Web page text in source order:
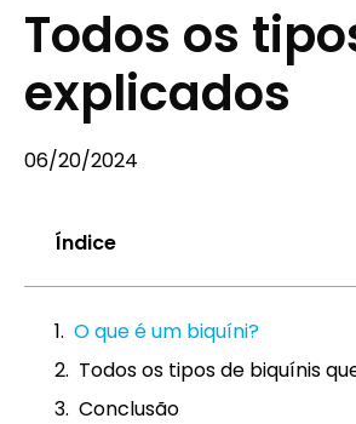
Todos os
explicados
06/20/2024
Índice
O que é um biquíni?
Todos os tipos de biquínis
Conclusão